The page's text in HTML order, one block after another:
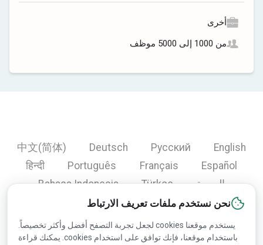
أخرى
من 1000 إلى 5000 موظف
نحن نستخدم ملفات تعريف الارتباط
يستخدم موقعنا cookies لجعل تجربة التصفح أفضل وأكثر تخصيصاً.
باستخدام موقعنا، فإنك توافق على استخدام cookies. يمكنك قراءة
English
Русский
Deutsch
中文(简体)
Español
Français
Português
हिन्दी
العربية
Türkçe
Bahasa Indonesia
Copyright © 2000-2026 Lesprom Network. جميع الحقوق